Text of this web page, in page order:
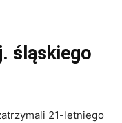
śląskiego
21-letniego